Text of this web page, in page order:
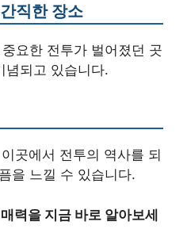
직한 장소
요한 전투가 벌어졌던 곳
념되고 있습니다.
곳에서 전투의 역사를 되
을 느낄 수 있습니다.
력을 지금 바로 알아보세